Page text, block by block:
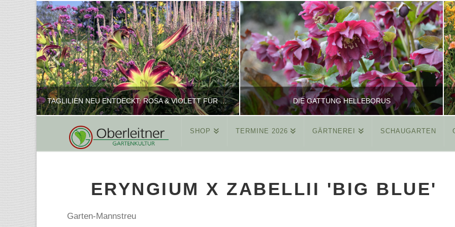
TAGLILIEN NEU ENTDECKT: ROSA & VIOLETT FÜR ROMANTISCHE PFLANZKOMBINATIONEN
REINHARD
FEBRUAR 16, 2025
DIE GATTUNG HELLEBORUS
REINHARD
MÄRZ 26, 2015
SHOP TERMINE 2026 GÄRTNEREI SCHAUGARTEN
ERYNGIUM X ZABELLII 'BIG BLUE'
Garten-Mannstreu